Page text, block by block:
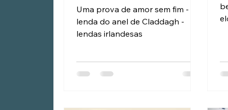
Uma prova de amor sem fim - a
lenda do anel de Claddagh -
lendas irlandesas